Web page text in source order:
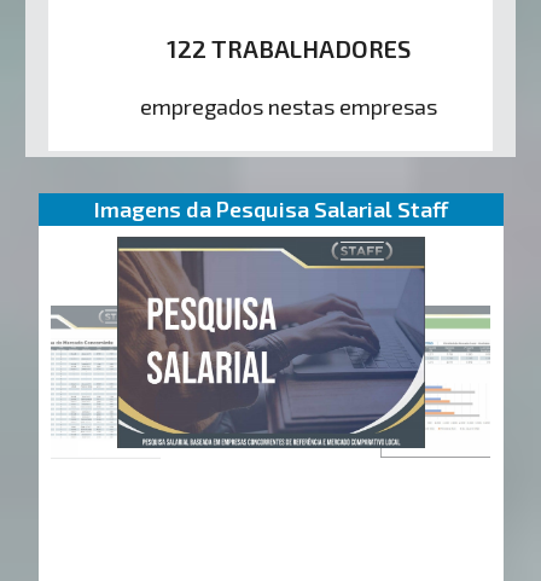
122 TRABALHADORES
empregados nestas empresas
Imagens da Pesquisa Salarial Staff